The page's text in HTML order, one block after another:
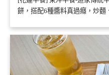
餅，搭配6種醬料真過癮，炒